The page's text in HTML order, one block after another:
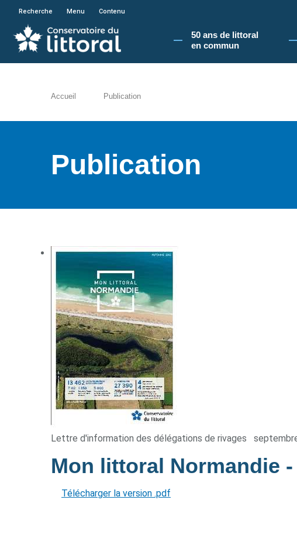
En poursuivant votre navigation sur le site du
Recherche Menu Contenu
50 ans de littoral
en commun​
Accueil Publication
Publication
Lettre d'information des délégations de rivages
Mon littoral Normandie
Télécharger la version .pdf